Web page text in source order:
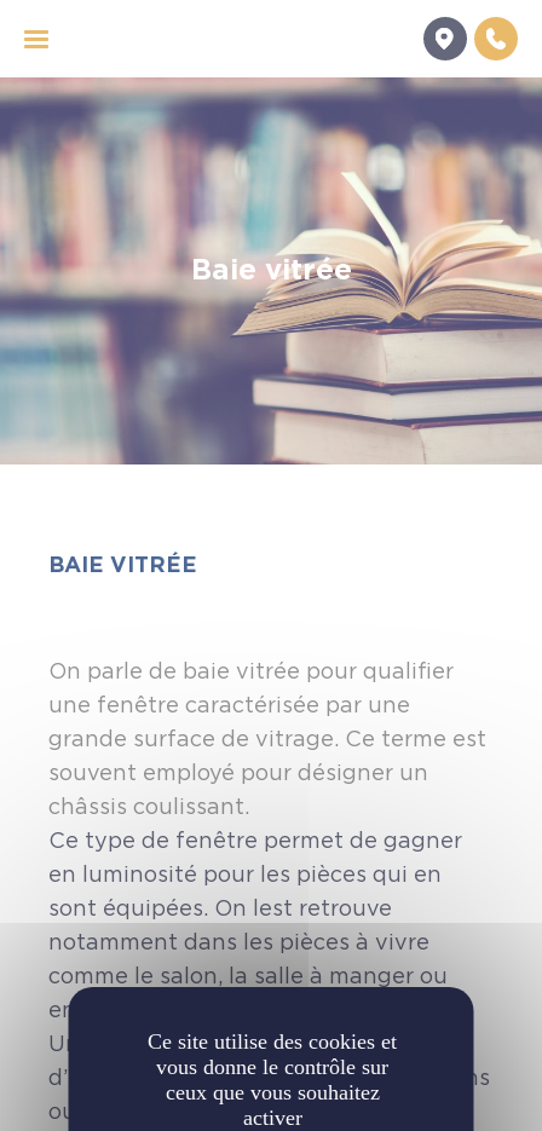
Baie vitrée
BAIE VITRÉE
On parle de baie vitrée pour qualifier
une fenêtre caractérisée par une
grande surface de vitrage. Ce terme est
souvent employé pour désigner un
châssis coulissant.
Ce type de fenêtre permet de gagner
en luminosité pour les pièces qui en
sont équipées. On lest retrouve
notamment dans les pièces à vivre
comme le salon, la salle à manger ou
encore la cuisine.
Une baie vitrée peut être composée
d’un seul vantail de grandes dimensions
ou de plusieurs vantaux ou châssis
Ce site utilise des cookies et
vous donne le contrôle sur
ceux que vous souhaitez
activer